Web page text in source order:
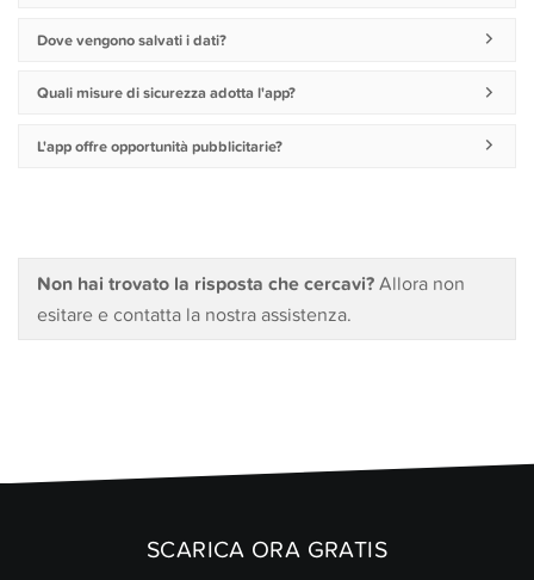
Dove vengono salvati i dati?
Quali misure di sicurezza adotta l'app?
L'app offre opportunità pubblicitarie?
Non hai trovato la risposta che cercavi? Allora non
esitare e contatta la nostra assistenza.
SCARICA ORA GRATIS